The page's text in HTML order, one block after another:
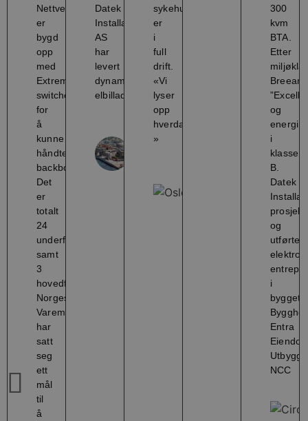
Nettverket
er
bygd
opp
med
Extreme
switcher
for
å
kunne
håndtere
backbone.
Det
er
totalt
24
underfordelere
samt
3
hovedfordelere.
Norges
Varemesse
har
satt
seg
ett
mål
til
å
Datek
Installasjon
AS
har
levert
dynamisk
elbillading.
Dynamisk
Ebil-
Sørenga
sykehusene
er
i
full
drift.
«Vi
lyser
opp
hverdagen
»
300
kvm
BTA.
Etter
Breeam
og
i
klasse
B.
Datek
og
utførte
i
bygget.
Entra
NCC